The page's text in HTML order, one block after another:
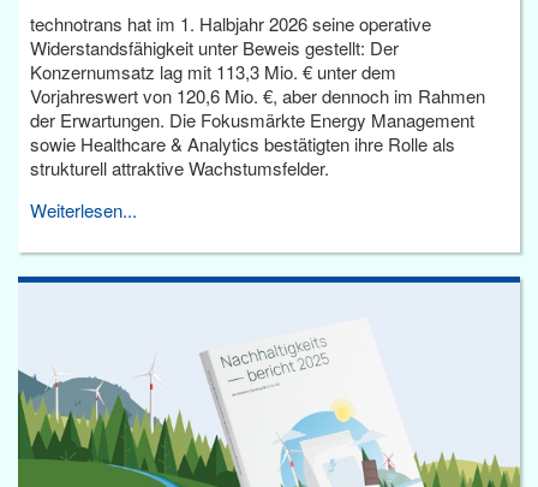
technotrans hat im 1. Halbjahr 2026 seine operative
Widerstandsfähigkeit unter Beweis gestellt: Der
Konzernumsatz lag mit 113,3 Mio. € unter dem
Vorjahreswert von 120,6 Mio. €, aber dennoch im Rahmen
der Erwartungen. Die Fokusmärkte Energy Management
sowie Healthcare & Analytics bestätigten ihre Rolle als
strukturell attraktive Wachstumsfelder.
Weiterlesen...